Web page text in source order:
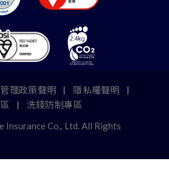
理政策聲明
隱私權聲明
洗錢防制專區
Insurance Co,. Ltd. All Rights